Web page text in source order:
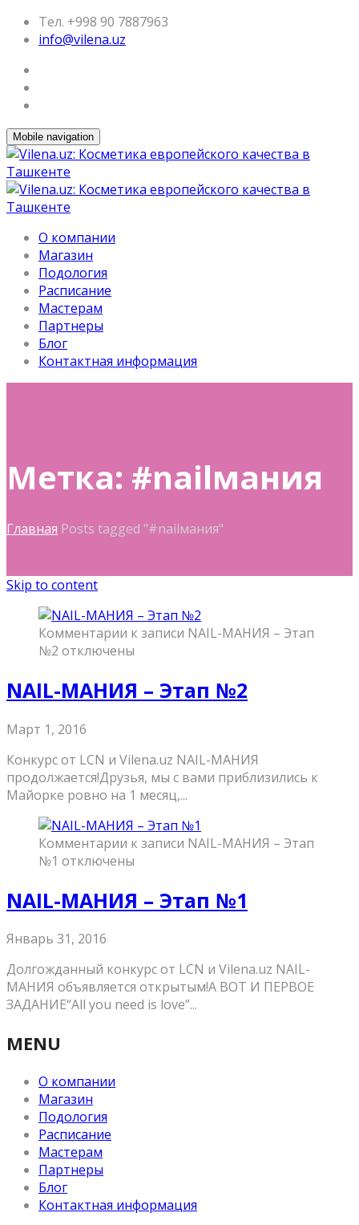
Тел. +998 90 7887963
info@vilena.uz
Mobile navigation
О компании
Магазин
Подология
Расписание
Мастерам
Партнеры
Блог
Контактная информация
Метка: #nailмания
Главная Posts tagged "#nailмания"
Skip to content
Комментарии к записи NAIL-МАНИЯ – Этап
№2 отключены
NAIL-МАНИЯ – Этап №2
Март 1, 2016
Конкурс от LCN и Vilena.uz NAIL-МАНИЯ
продолжается!Друзья, мы с вами приблизились к
Майорке ровно на 1 месяц,...
Комментарии к записи NAIL-МАНИЯ – Этап
№1 отключены
NAIL-МАНИЯ – Этап №1
Январь 31, 2016
Долгожданный конкурс от LCN и Vilena.uz NAIL-
МАНИЯ объявляется открытым!А ВОТ И ПЕРВОЕ
ЗАДАНИЕ“All you need is love”...
MENU
О компании
Магазин
Подология
Расписание
Мастерам
Партнеры
Блог
Контактная информация